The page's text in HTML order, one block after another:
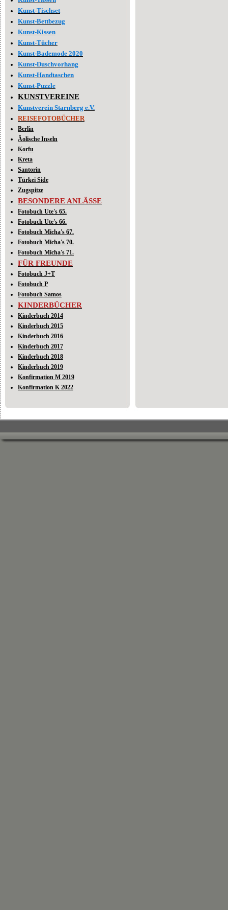
Kunst-Tischset
Kunst-Bettbezug
Kunst-Kissen
Kunst-Tücher
Kunst-Bademode 2020
Kunst-Duschvorhang
Kunst-Handtaschen
Kunst-Puzzle
KUNSTVEREINE
Kunstverein Starnberg e.V.
REISEFOTOBÜCHER
Berlin
Äolische Inseln
Korfu
Kreta
Santorin
Türkei Side
Zugspitze
BESONDERE ANLÄSSE
Fotobuch Ute's 65.
Fotobuch Ute's 66.
Fotobuch Micha's 67.
Fotobuch Micha's 70.
Fotobuch Micha's 71.
FÜR FREUNDE
Fotobuch J+T
Fotobuch P
Fotobuch Samos
KINDERBÜCHER
Kinderbuch 2014
Kinderbuch 2015
Kinderbuch 2016
Kinderbuch 2017
Kinderbuch 2018
Kinderbuch 2019
Konfirmation M 2019
Konfirmation K 2022